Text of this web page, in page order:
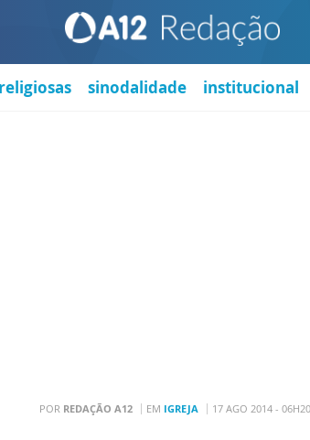
sinodalidade institucional
POR REDAÇÃO A12 EM IGREJA 17 AGO 2014 - 06H20